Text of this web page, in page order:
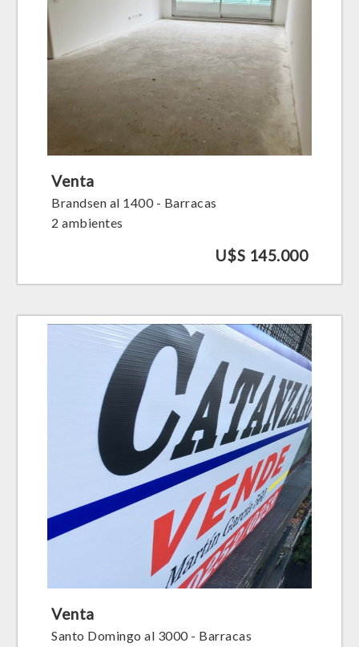
Venta
Brandsen al 1400 - Barracas
2 ambientes
U$S 145.000
Venta
Santo Domingo al 3000 - Barracas